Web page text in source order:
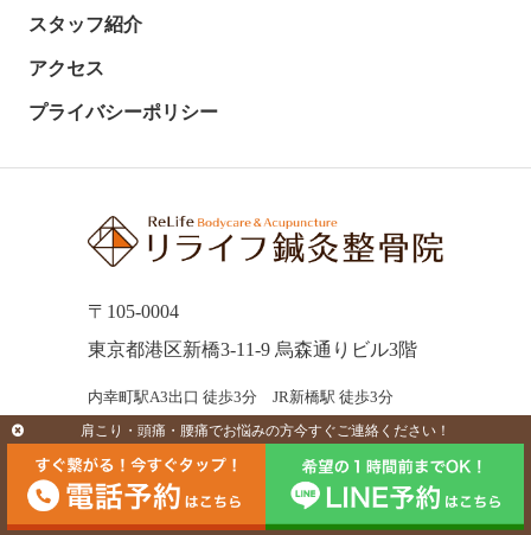
〒105-0004
東京都港区新橋3-11-9 烏森通りビル3階
内幸町駅A3出口 徒歩3分 JR新橋駅 徒歩3分
スタッフ紹介
アクセス
プライバシーポリシー
肩こり・頭痛・腰痛でお悩みの方今すぐご連絡ください！